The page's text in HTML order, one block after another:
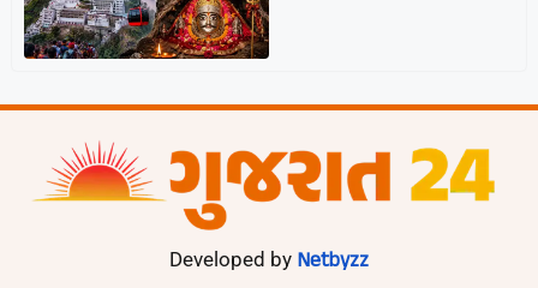
Developed by Netbyzz